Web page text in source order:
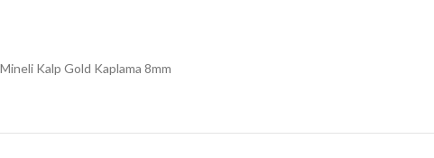
Mineli Kalp Gold Kaplama 8mm